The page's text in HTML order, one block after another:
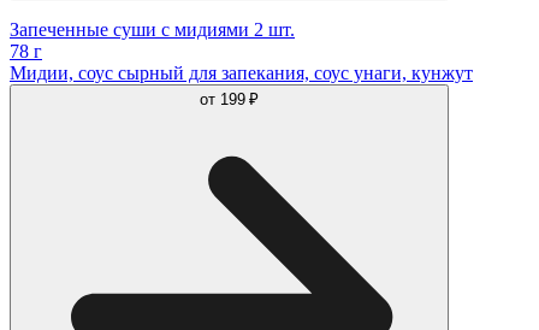
Запеченные суши с мидиями 2 шт.
78 г
Мидии, соус сырный для запекания, соус унаги, кунжут
от 199 ₽